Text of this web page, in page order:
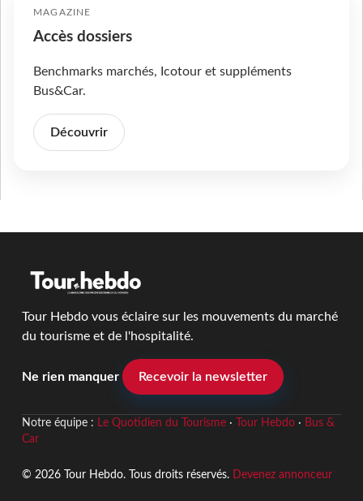
MAGAZINE
Accès dossiers
Benchmarks marchés, Icotour et suppléments
Bus&Car.
Découvrir
Tour Hebdo vous éclaire sur les mouvements du marché
du tourisme et de l'hospitalité.
Ne rien manquer Recevoir la newsletter
Notre équipe : Le Quotidien du Tourisme· Tour Hebdo· Bus &
Car
© 2026 Tour Hebdo. Tous droits réservés. Devenez annonceur